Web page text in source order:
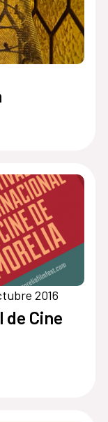
2016
Cine